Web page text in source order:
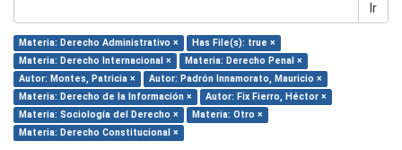
Ir
Materia: Derecho Administrativo ×
Has File(s): true ×
Materia: Derecho Internacional ×
Materia: Derecho Penal ×
Autor: Montes, Patricia ×
Autor: Padrón Innamorato, Mauricio ×
Materia: Derecho de la Información ×
Autor: Fix Fierro, Héctor ×
Materia: Sociología del Derecho ×
Materia: Otro ×
Materia: Derecho Constitucional ×